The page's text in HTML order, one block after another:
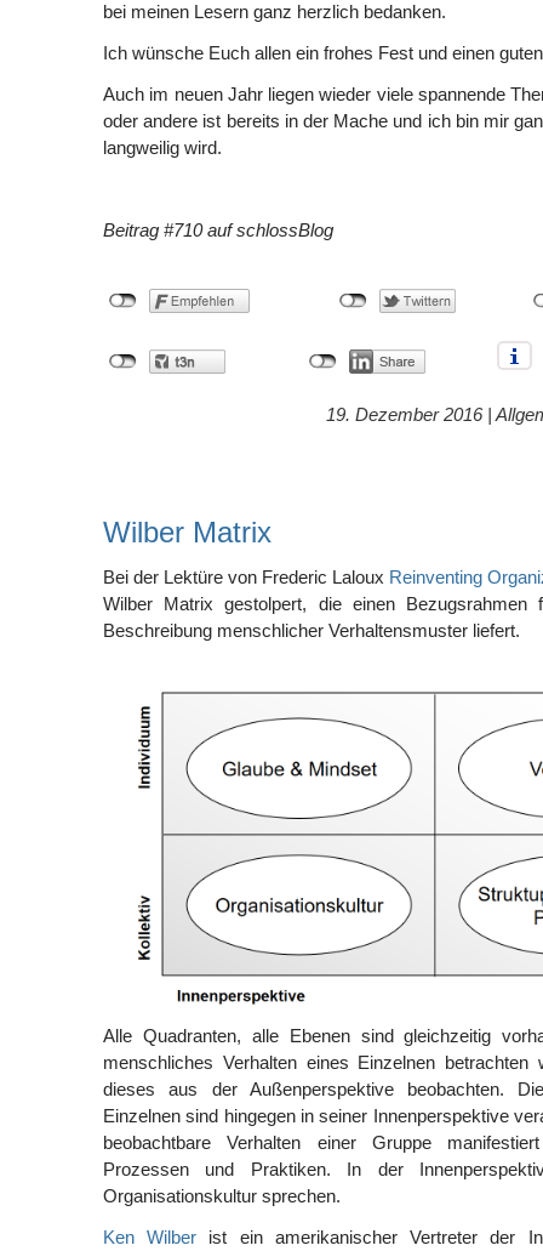
bei meinen Lesern ganz herzlich bedanken.
Ich wünsche Euch allen ein frohes Fest und einen
Auch im neuen Jahr liegen wieder viele spannende
oder andere ist bereits in der Mache und ich bin mir
langweilig wird.
Beitrag #710 auf schlossBlog
19. Dezember 2016 |
Wilber Matrix
Bei der Lektüre von Frederic Laloux Reinventing
Wilber Matrix gestolpert, die einen Bezugsrahmen
Beschreibung menschlicher Verhaltensmuster liefert.
Alle Quadranten, alle Ebenen sind gleichzeitig
menschliches Verhalten eines Einzelnen
dieses aus der Außenperspektive beobachten.
Einzelnen sind hingegen in seiner Innenperspektive
beobachtbare Verhalten einer Gruppe
Prozessen und Praktiken. In der
Organisationskultur sprechen.
Ken Wilber ist ein amerikanischer Vertreter der